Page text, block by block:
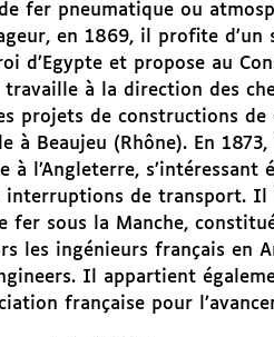
fer pneumatique ou
en 1869, il profite
d’Egypte et propose au
à la direction des
projets de constructions
à Beaujeu (Rhône). En
à l’Angleterre, s’intéressant
de transport. Il
fer sous la Manche,
les ingénieurs français en
Il appartient
française pour